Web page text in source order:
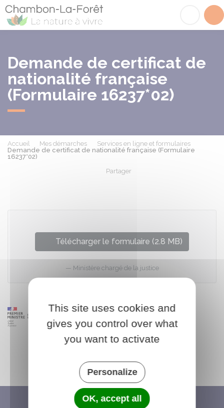
Demande de certificat de
nationalité française
(Formulaire 16237*02)
Accueil Mes démarches
Services en ligne et formulaires
Demande de certificat de nationalité française (Formulaire
16237*02)
Partager
Télécharger le formulaire (2.8 MB)
Ministère chargé de la justice
This site uses cookies and
gives you control over what
you want to activate
Personalize
OK, accept all